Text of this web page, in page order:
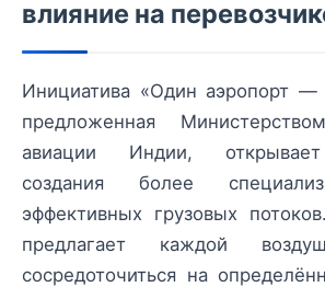
влияние на
Инициатива «Один аэропорт —
предложенная
авиации Индии, открывает
создания более
эффективных грузовых
предлагает каждой
сосредоточиться на